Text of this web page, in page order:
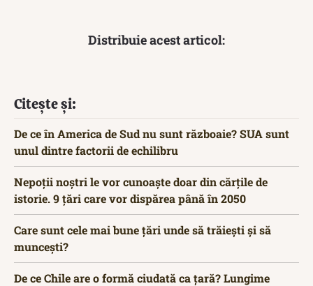
Distribuie acest articol:
Citește și:
De ce în America de Sud nu sunt războaie? SUA sunt
unul dintre factorii de echilibru
Nepoții noștri le vor cunoaște doar din cărțile de
istorie. 9 țări care vor dispărea până în 2050
Care sunt cele mai bune țări unde să trăiești și să
muncești?
De ce Chile are o formă ciudată ca țară? Lungime